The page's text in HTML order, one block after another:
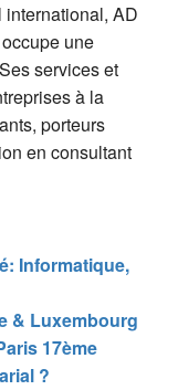
AD
une
services et
à la
porteurs
en consultant
Informatique,
& Luxembourg
17ème
?